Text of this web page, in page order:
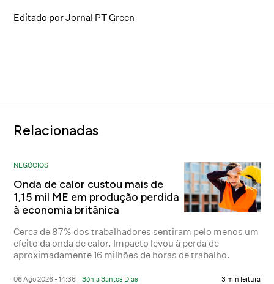
Editado por Jornal PT Green
Relacionadas
NEGÓCIOS
Onda de calor custou mais de
1,15 mil ME em produção perdida
à economia britânica
Cerca de 87% dos trabalhadores sentiram pelo menos um
efeito da onda de calor. Impacto levou à perda de
aproximadamente 16 milhões de horas de trabalho.
06 Ago 2026 - 14:36 Sónia Santos Dias 3 min leitura